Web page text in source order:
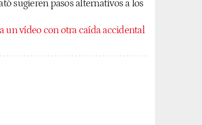
sugieren pasos alternativos a los
un vídeo con otra caída accidental